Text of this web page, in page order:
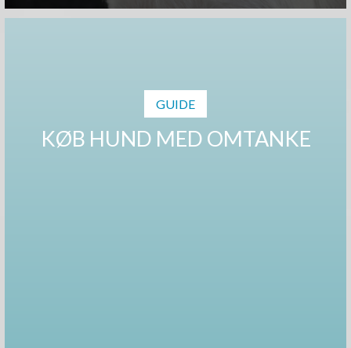
GUIDE
KØB HUND MED OMTANKE